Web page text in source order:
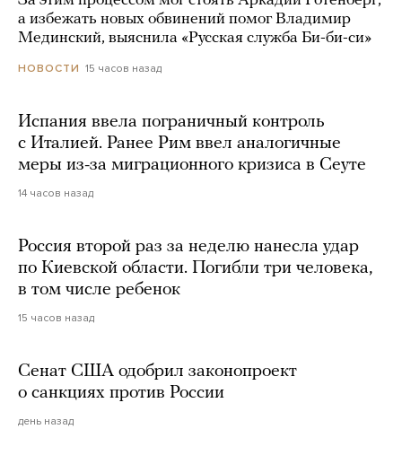
а избежать новых обвинений помог Владимир
Мединский, выяснила «Русская служба Би-би-си»
НОВОСТИ 15 часов назад
Испания ввела пограничный контроль
с Италией. Ранее Рим ввел аналогичные
меры из-за миграционного кризиса в Сеуте
14 часов назад
Россия второй раз за неделю нанесла удар
по Киевской области. Погибли три человека,
в том числе ребенок
15 часов назад
Сенат США одобрил законопроект
о санкциях против России
день назад